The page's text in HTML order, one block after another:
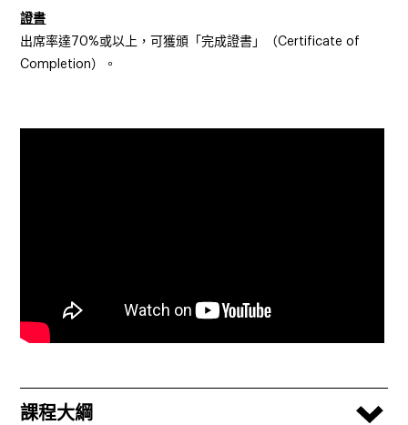
證書
出席率達70%或以上，可獲頒「完成證書」（Certificate of
Completion）。
課程大綱